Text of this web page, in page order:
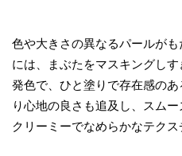
色や大きさの異なるパールが
には、まぶたをマスキングし
発色で、ひと塗りで存在感の
り心地の良さも追及し、スム
クリーミーでなめらかなテクス